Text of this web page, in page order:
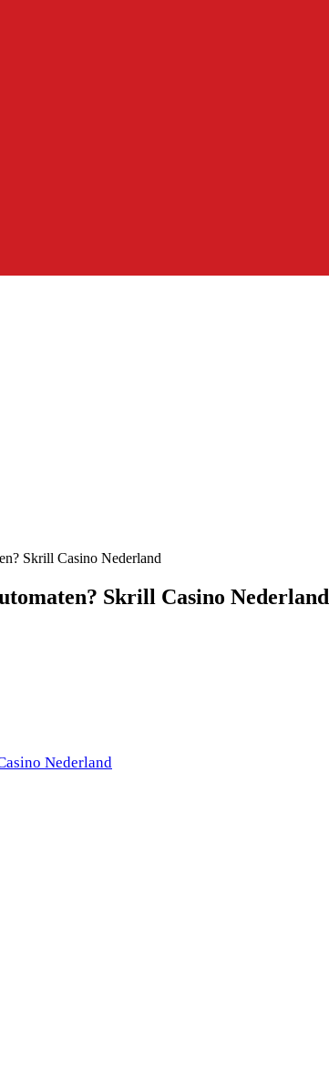
Skrill Casino Nederland
Skrill Casino Nederland
Nederland